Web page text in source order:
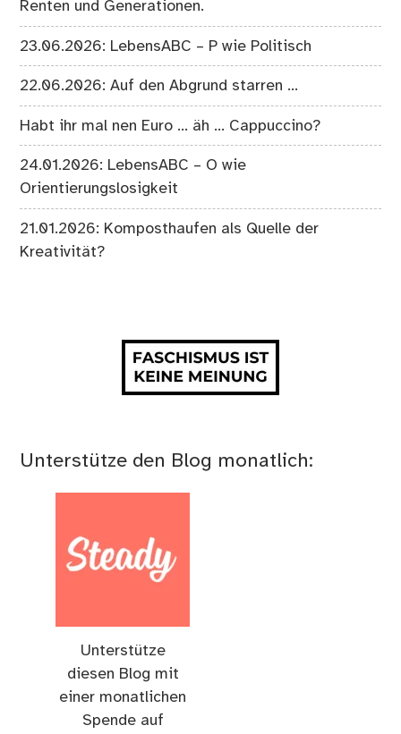
Renten und Generationen.
23.06.2026: LebensABC – P wie Politisch
22.06.2026: Auf den Abgrund starren …
Habt ihr mal nen Euro … äh … Cappuccino?
24.01.2026: LebensABC – O wie
Orientierungslosigkeit
21.01.2026: Komposthaufen als Quelle der
Kreativität?
Unterstütze den Blog monatlich:
Unterstütze
diesen Blog mit
einer monatlichen
Spende auf